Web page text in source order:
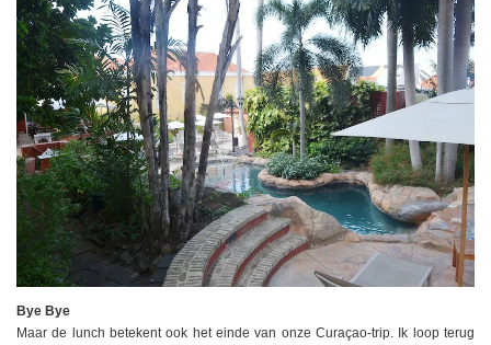
Bye Bye
Maar de lunch betekent ook het einde van onze Curaçao-trip. Ik loop terug